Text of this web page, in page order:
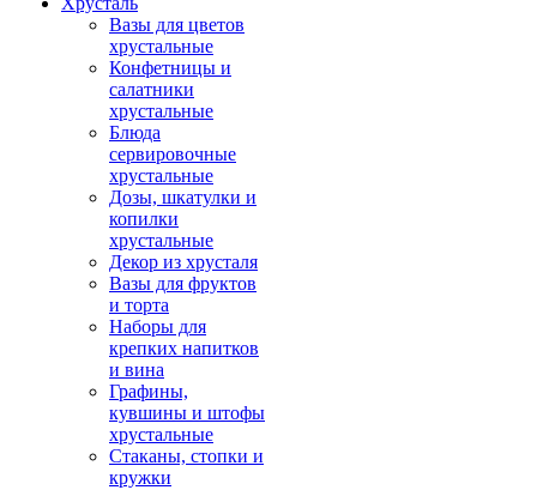
Вазы для цветов
хрустальные
Конфетницы и
салатники
хрустальные
Блюда
сервировочные
хрустальные
Дозы, шкатулки и
копилки
хрустальные
Декор из хрусталя
Вазы для фруктов
и торта
Наборы для
крепких напитков
и вина
Графины,
кувшины и штофы
хрустальные
Стаканы, стопки и
кружки